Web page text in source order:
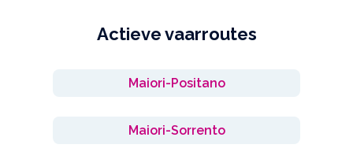
Actieve vaarroutes
Maiori-Positano
Maiori-Sorrento